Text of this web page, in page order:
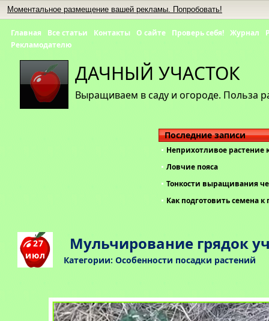
ДАЧНЫЙ УЧАСТОК
Выращиваем в саду и огороде. Польза
Главная Все статьи Контакты О сайте Проверь себя! Журнал
Рекламодателю
Последние записи
Неприхотливое растение
Ловчие пояса
Тонкости выращивания
Как подготовить семена к
27
июл
Мульчирование грядок
Категории: Особенности посадки растений
Моментальное размещение вашей рекламы. Попробовать!